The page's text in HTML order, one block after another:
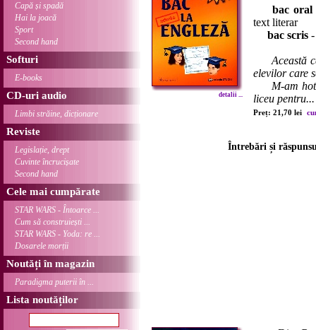
Capă și spadă
Hai la joacă
Sport
Second hand
Softuri
E-books
CD-uri audio
Limbi străine, dicționare
Reviste
Legislație, drept
Cuvinte încrucișate
Second hand
Cele mai cumpărate
STAR WARS - Întoarce ...
Cum să construiești ...
STAR WARS - Yoda: re ...
Dosarele morții
Noutăți în magazin
Paradigma puterii în ...
Lista noutăților
detalii ...
bac oral
text literar
bac scris
Această
elevilor care
M-am
liceu pentru...
Preț: 21,70 lei
Întrebări și